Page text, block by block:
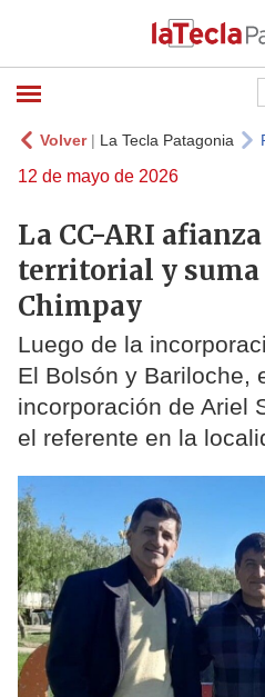
Volver| La Tecla Patagonia
12 de mayo de 2026
La CC-ARI
territorial y suma
Chimpay
Luego de la
El Bolsón y Bariloche,
incorporación de Ariel
el referente en la